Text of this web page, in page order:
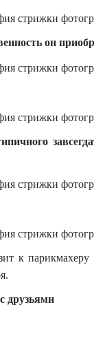
он
к парикмахеру
друзьями